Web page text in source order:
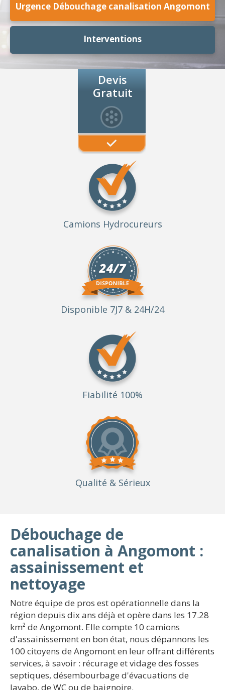
Urgence Débouchage canalisation Angomont
Interventions
Devis
Gratuit
Camions Hydrocureurs
Disponible 7J7 & 24H/24
Fiabilité 100%
Qualité & Sérieux
Débouchage de
canalisation à Angomont :
assainissement et
nettoyage
Notre équipe de pros est opérationnelle dans la
région depuis dix ans déjà et opère dans les 17.28
km² de Angomont. Elle compte 10 camions
d'assainissement en bon état, nous dépannons les
100 citoyens de Angomont en leur offrant différents
services, à savoir : récurage et vidage des fosses
septiques, désembourbage d'évacuations de
lavabo, de WC ou de baignoire.